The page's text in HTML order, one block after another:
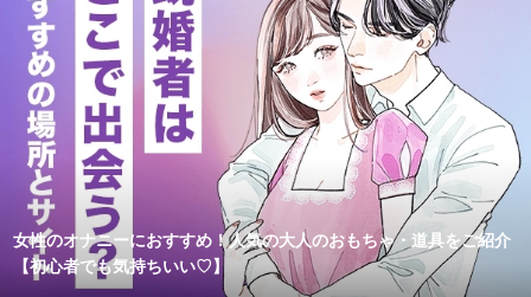
女性のオナニーにおすすめ！人気の大人のおもちゃ・道具をご紹介
【初心者でも気持ちいい♡】